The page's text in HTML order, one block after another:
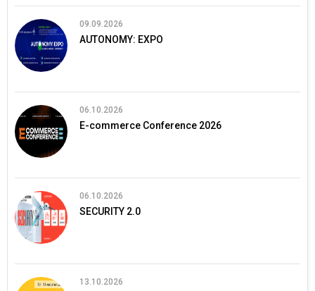
09.09.2026
AUTONOMY: EXPO
06.10.2026
E-commerce Conference 2026
06.10.2026
SECURITY 2.0
13.10.2026